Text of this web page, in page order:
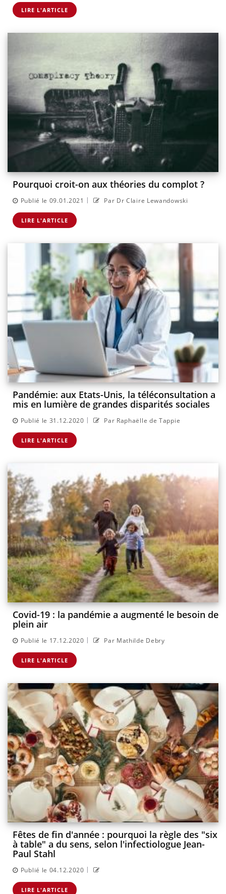
LIRE L'ARTICLE
Pourquoi croit-on aux théories du complot ?
Publié le 09.01.2021 | Par Dr Claire Lewandowski
LIRE L'ARTICLE
Pandémie: aux Etats-Unis, la téléconsultation a
mis en lumière de grandes disparités sociales
Publié le 31.12.2020 | Par Raphaëlle de Tappie
LIRE L'ARTICLE
Covid-19 : la pandémie a augmenté le besoin de
plein air
Publié le 17.12.2020 | Par Mathilde Debry
LIRE L'ARTICLE
Fêtes de fin d'année : pourquoi la règle des "six
à table" a du sens, selon l'infectiologue Jean-
Paul Stahl
Publié le 04.12.2020 |
LIRE L'ARTICLE